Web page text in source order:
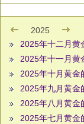
2025
2025年十二月黄
2025年十一月黄
2025年十月黄金
2025年九月黄金
2025年八月黄金
2025年七月黄金